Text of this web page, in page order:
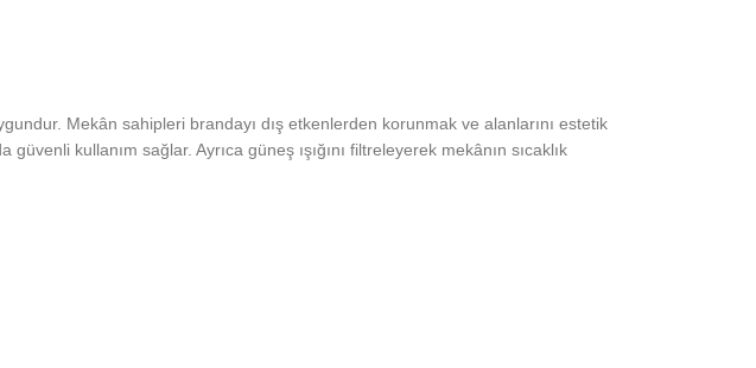
Mekân sahipleri brandayı dış etkenlerden korunmak ve alanlarını estetik
kullanım sağlar. Ayrıca güneş ışığını filtreleyerek mekânın sıcaklık